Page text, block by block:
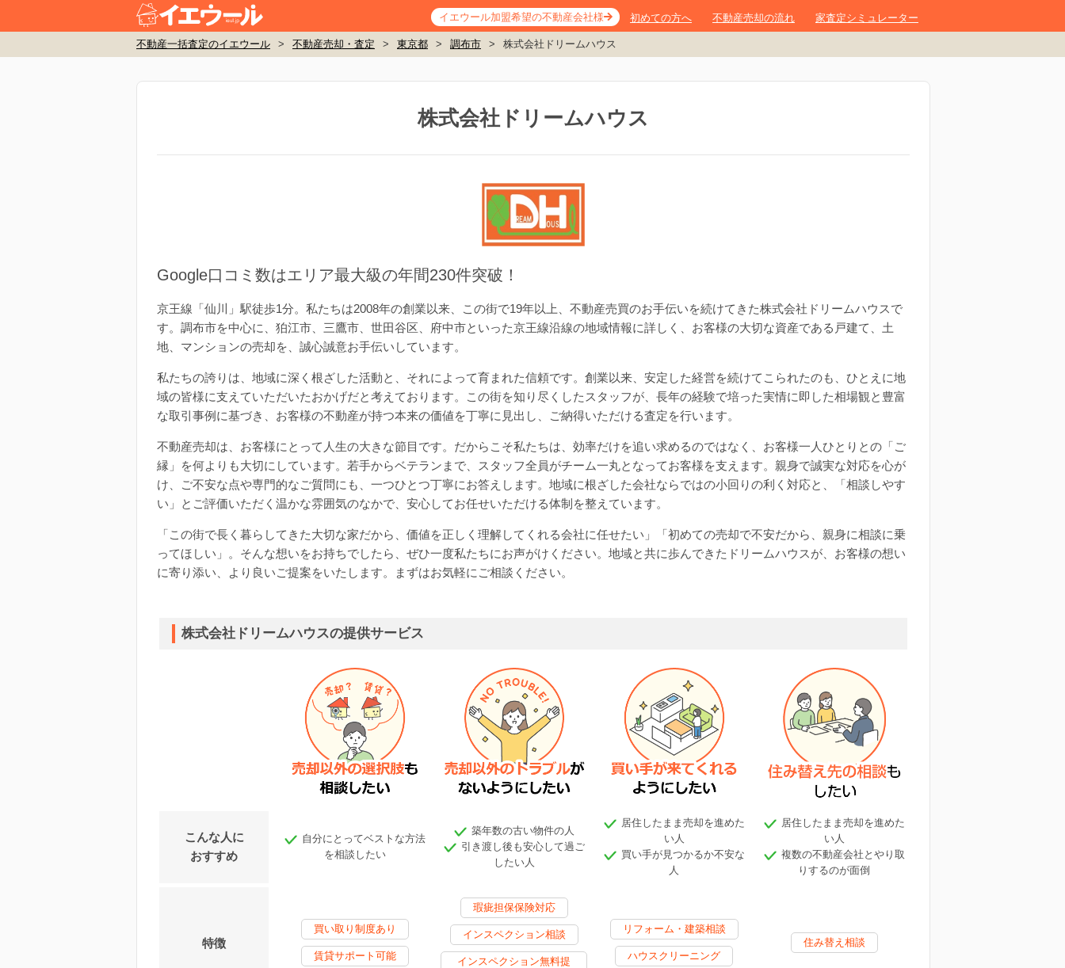
イエウール加盟希望の不動産会社様 初めての方へ 不動産売却の流れ 家査定シミュレーター
不動産一括査定のイエウール > 不動産売却・査定 > 東京都 > 調布市 > 株式会社ドリームハウス
株式会社ドリームハウス
Google口コミ数はエリア最大級の年間230件突破！
京王線「仙川」駅徒歩1分。私たちは2008年の創業以来、この街で19年以上、不動産売買のお手伝いを続けてきた株式会社ドリームハウスで
す。調布市を中心に、狛江市、三鷹市、世田谷区、府中市といった京王線沿線の地域情報に詳しく、お客様の大切な資産である戸建て、土
地、マンションの売却を、誠心誠意お手伝いしています。
私たちの誇りは、地域に深く根ざした活動と、それによって育まれた信頼です。創業以来、安定した経営を続けてこられたのも、ひとえに地
域の皆様に支えていただいたおかげだと考えております。この街を知り尽くしたスタッフが、長年の経験で培った実情に即した相場観と豊富
な取引事例に基づき、お客様の不動産が持つ本来の価値を丁寧に見出し、ご納得いただける査定を行います。
不動産売却は、お客様にとって人生の大きな節目です。だからこそ私たちは、効率だけを追い求めるのではなく、お客様一人ひとりとの「ご
縁」を何よりも大切にしています。若手からベテランまで、スタッフ全員がチーム一丸となってお客様を支えます。親身で誠実な対応を心が
け、ご不安な点や専門的なご質問にも、一つひとつ丁寧にお答えします。地域に根ざした会社ならではの小回りの利く対応と、「相談しやす
い」とご評価いただく温かな雰囲気のなかで、安心してお任せいただける体制を整えています。
「この街で長く暮らしてきた大切な家だから、価値を正しく理解してくれる会社に任せたい」「初めての売却で不安だから、親身に相談に乗
ってほしい」。そんな想いをお持ちでしたら、ぜひ一度私たちにお声がけください。地域と共に歩んできたドリームハウスが、お客様の想い
に寄り添い、より良いご提案をいたします。まずはお気軽にご相談ください。
株式会社ドリームハウスの提供サービス
こんな人に
おすすめ
自分にとってベストな方法
を相談したい
築年数の古い物件の人
引き渡し後も安心して過ご
したい人
居住したまま売却を進めた
い人
買い手が見つかるか不安な
人
居住したまま売却を進めた
い人
複数の不動産会社とやり取
りするのが面倒
特徴
買い取り制度あり
賃貸サポート可能
瑕疵担保保険対応
インスペクション相談
インスペクション無料提
リフォーム・建築相談
ハウスクリーニング
住み替え相談